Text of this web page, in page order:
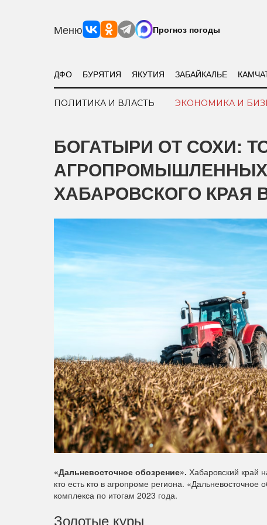
Меню Прогноз погоды
ДФО БУРЯТИЯ ЯКУТИЯ ЗАБАЙКАЛЬЕ
ПОЛИТИКА И ВЛАСТЬ ЭКОНОМИКА И
БОГАТЫРИ ОТ СОХИ:
ХАБАРОВСКОГО КРАЯ
«Дальневосточное обозрение». Хабаровский край
кто есть кто в агропроме региона.
комплекса по итогам 2023 года.
Золотые куры